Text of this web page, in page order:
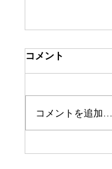
コメント
コメントを追加…